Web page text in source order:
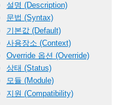
설명 (Description)
문법 (Syntax)
기본값 (Default)
사용장소 (Context)
Override 옵션 (Override)
상태 (Status)
모듈 (Module)
지원 (Compatibility)